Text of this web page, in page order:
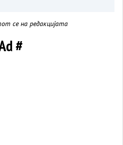
се на редакцијата
#